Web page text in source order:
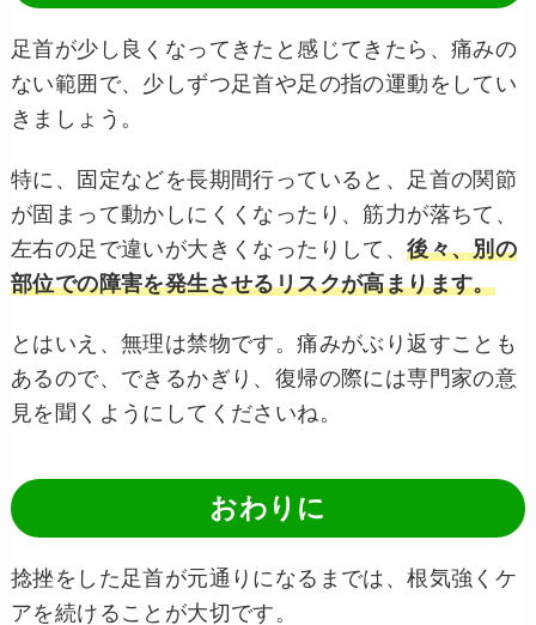
足首が少し良くなってきたと感じてきたら、痛みの
ない範囲で、少しずつ足首や足の指の運動をしてい
きましょう。
特に、固定などを長期間行っていると、足首の関節
が固まって動かしにくくなったり、筋力が落ちて、
左右の足で違いが大きくなったりして、後々、別の
部位での障害を発生させるリスクが高まります。
とはいえ、無理は禁物です。痛みがぶり返すことも
あるので、できるかぎり、復帰の際には専門家の意
見を聞くようにしてくださいね。
おわりに
捻挫をした足首が元通りになるまでは、根気強くケ
アを続けることが大切です。